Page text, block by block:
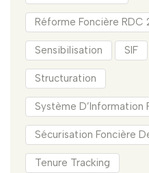
Réforme Foncière RDC
Sensibilisation SIF
Structuration
Système D’Information
Sécurisation Foncière
Tenure Tracking